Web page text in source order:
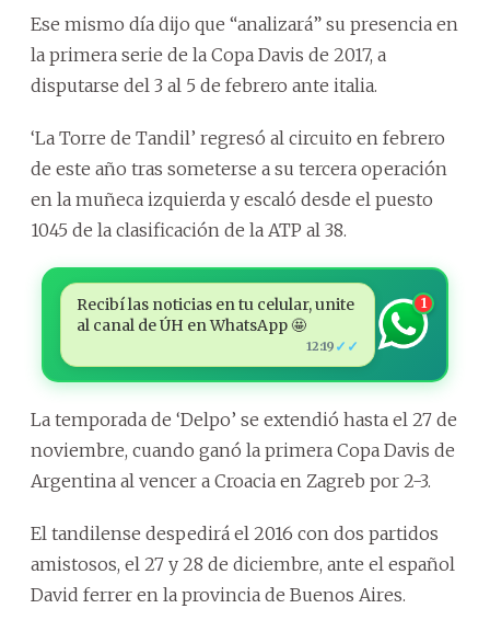
Ese mismo día dijo que “analizará” su presencia en
la primera serie de la Copa Davis de 2017, a
disputarse del 3 al 5 de febrero ante italia.
‘La Torre de Tandil’ regresó al circuito en febrero
de este año tras someterse a su tercera operación
en la muñeca izquierda y escaló desde el puesto
1045 de la clasificación de la ATP al 38.
Recibí las noticias en tu celular, unite
al canal de ÚH en WhatsApp 🤩
12:19 ✓✓
1
La temporada de ‘Delpo’ se extendió hasta el 27 de
noviembre, cuando ganó la primera Copa Davis de
Argentina al vencer a Croacia en Zagreb por 2-3.
El tandilense despedirá el 2016 con dos partidos
amistosos, el 27 y 28 de diciembre, ante el español
David ferrer en la provincia de Buenos Aires.